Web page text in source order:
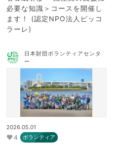
必要な知識＞コースを開催し
ます！ (認定NPO法人ピッコ
ラーレ)
日本財団ボランティアセンタ
ー
2026.05.01
4 ボランティア